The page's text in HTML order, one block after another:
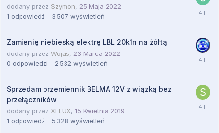
dodany przez Szymon, 25 Maja 2022
1 odpowiedź 3 507 wyświetleń
Zamienię niebieską elektrę LBL 20k1n na żółtą
dodany przez Wojas, 23 Marca 2022
0 odpowiedzi 2 532 wyświetleń
Sprzedam przemiennik BELMA 12V z wiązką bez
przełączników
dodany przez XELUX, 15 Kwietnia 2019
1 odpowiedź 5 328 wyświetleń